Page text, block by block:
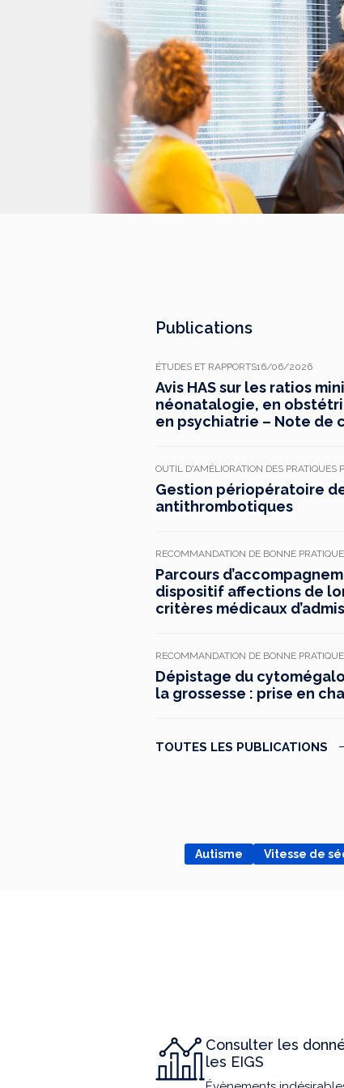
aujourd’hui ses travaux,
aux professionnels de santé
impliqués dans le suivi de
patients.
Publications
ÉTUDES ET RAPPORTS16/06/2026
Avis HAS sur les ratios
néonatalogie, en
en psychiatrie – Note de
OUTIL D'AMÉLIORATION DES PRATIQUES
Gestion périopératoire
antithrombotiques
RECOMMANDATION DE BONNE PRATIQUE
Parcours
dispositif affections de
critères médicaux
RECOMMANDATION DE BONNE PRATIQUE
Dépistage du
la grossesse : prise en
TOUTES LES PUBLICATIONS
Autisme Vitesse de
Consulter les
les EIGS